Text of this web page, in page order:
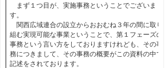
まず１つ目が、実施事務ということでございま
す。
関西広域連合の設立からおおむね３年の間に取り
組む実現可能な事業ということで、第１フェーズの
事務という言い方をしておりますけれども、その事
務につきまして、その事務の概要がこの資料の中で
記述をされております。